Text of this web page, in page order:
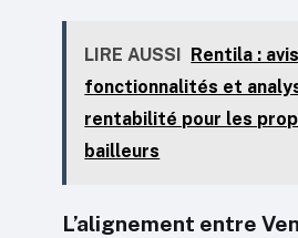
LIRE AUSSI Rentila :
fonctionnalités et
rentabilité pour les
bailleurs
L’alignement entre